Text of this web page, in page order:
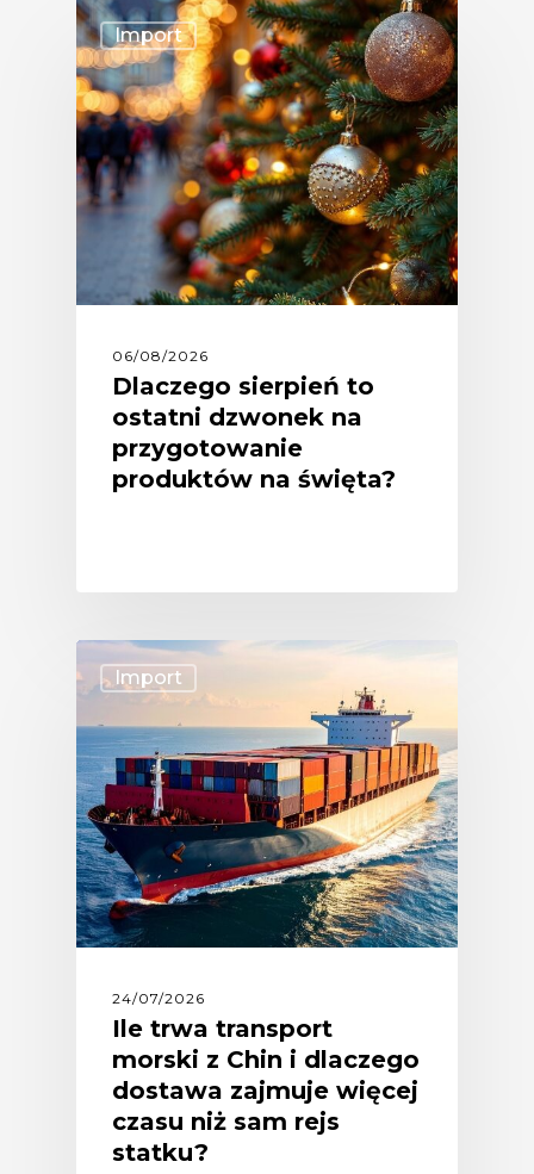
Import
06/08/2026
Dlaczego sierpień to
ostatni dzwonek na
przygotowanie
produktów na święta?
Import
24/07/2026
Ile trwa transport
morski z Chin i dlaczego
dostawa zajmuje więcej
czasu niż sam rejs
statku?